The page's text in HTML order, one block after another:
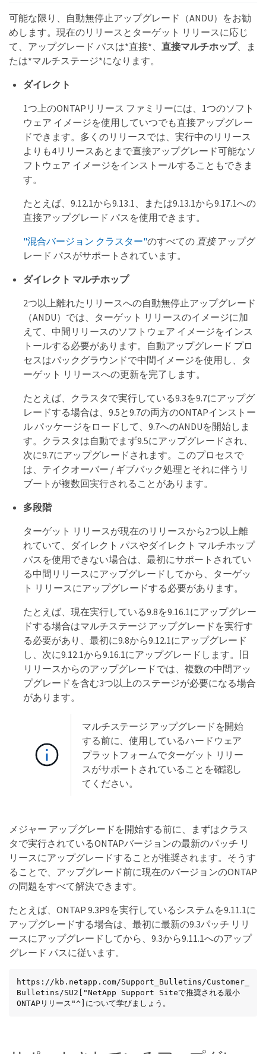
可能な限り、自動無停止アップグレード（ANDU）をお勧
めします。現在のリリースとターゲット リリースに応じ
て、アップグレード パスは*直接*、 直接マルチホップ、ま
たは*マルチステージ*になります。
ダイレクト
1つ上のONTAPリリース ファミリーには、1つのソフト
ウェア イメージを使用していつでも直接アップグレー
ドできます。多くのリリースでは、実行中のリリース
よりも4リリースあとまで直接アップグレード可能なソ
フトウェア イメージをインストールすることもできま
す。
たとえば、9.12.1から9.13.1、または9.13.1から9.17.1への
直接アップグレード パスを使用できます。
"混合バージョン クラスター"のすべての 直接アップグ
レード パスがサポートされています。
ダイレクト マルチホップ
2つ以上離れたリリースへの自動無停止アップグレード
（ANDU）では、ターゲット リリースのイメージに加
えて、中間リリースのソフトウェア イメージをインス
トールする必要があります。自動アップグレード プロ
セスはバックグラウンドで中間イメージを使用し、タ
ーゲット リリースへの更新を完了します。
たとえば、クラスタで実行している9.3を9.7にアップグ
レードする場合は、9.5と9.7の両方のONTAPインストー
ル パッケージをロードして、9.7へのANDUを開始しま
す。クラスタは自動でまず9.5にアップグレードされ、
次に9.7にアップグレードされます。このプロセスで
は、テイクオーバー / ギブバック処理とそれに伴うリ
ブートが複数回実行されることがあります。
多段階
ターゲット リリースが現在のリリースから2つ以上離
れていて、ダイレクト パスやダイレクト マルチホップ
パスを使用できない場合は、最初にサポートされてい
る中間リリースにアップグレードしてから、ターゲッ
ト リリースにアップグレードする必要があります。
たとえば、現在実行している9.8を9.16.1にアップグレー
ドする場合はマルチステージ アップグレードを実行す
る必要があり、最初に9.8から9.12.1にアップグレード
し、次に9.12.1から9.16.1にアップグレードします。旧
リリースからのアップグレードでは、複数の中間アッ
プグレードを含む3つ以上のステージが必要になる場合
があります。
マルチステージ アップグレードを開始
する前に、使用しているハードウェア
プラットフォームでターゲット リリー
スがサポートされていることを確認し
てください。
メジャー アップグレードを開始する前に、まずはクラス
タで実行されているONTAPバージョンの最新のパッチ リ
リースにアップグレードすることが推奨されます。そうす
ることで、アップグレード前に現在のバージョンのONTAP
の問題をすべて解決できます。
たとえば、ONTAP 9.3P9を実行しているシステムを9.11.1に
アップグレードする場合は、最初に最新の9.3パッチ リリ
ースにアップグレードしてから、9.3から9.11.1へのアップ
グレード パスに従います。
https://kb.netapp.com/Support_Bulletins/Customer_
Bulletins/SU2["NetApp Support Siteで推奨される最小
ONTAPリリース"^]について学びましょう。